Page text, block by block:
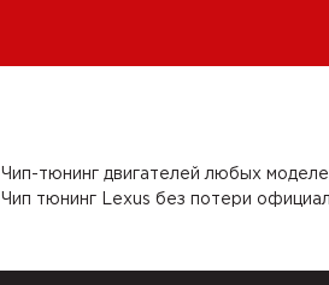
Чип-тюнинг двигателей любых
Чип тюнинг Lexus без потери